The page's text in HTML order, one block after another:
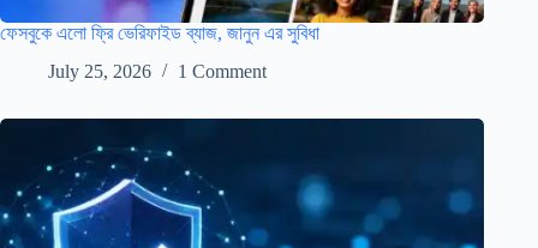
ফেসবুকে এলো ফ্রি ভেরিফাইড ব্যাজ, জানুন এর সুবিধা
July 25, 2026
1 Comment